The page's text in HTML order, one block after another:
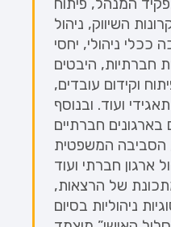
המנהל, פיתוח
השיווק, ניהול
ככלי ניהולי, יחסי
חברתיות, היבטים
וקידום עובדים,
ועוד. ובנוסף
בארגונים חברתיים
הסביבה המשפטית
של הרצאות,
ניהוליות בסיום